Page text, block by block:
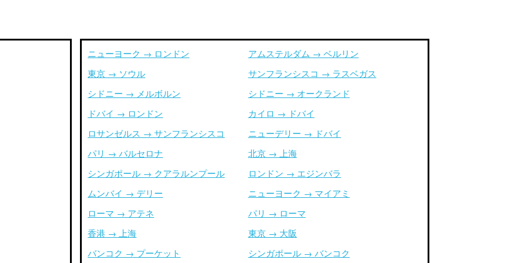
ニューヨーク → ロンドン
東京 → ソウル
シドニー → メルボルン
ドバイ → ロンドン
ロサンゼルス → サンフランシスコ
パリ → バルセロナ
シンガポール → クアラルンプール
ムンバイ → デリー
ローマ → アテネ
香港 → 上海
バンコク → プーケット
アムステルダム → ベルリン
サンフランシスコ → ラスベガス
シドニー → オークランド
カイロ → ドバイ
ニューデリー → ドバイ
北京 → 上海
ロンドン → エジンバラ
ニューヨーク → マイアミ
パリ → ローマ
東京 → 大阪
シンガポール → バンコク